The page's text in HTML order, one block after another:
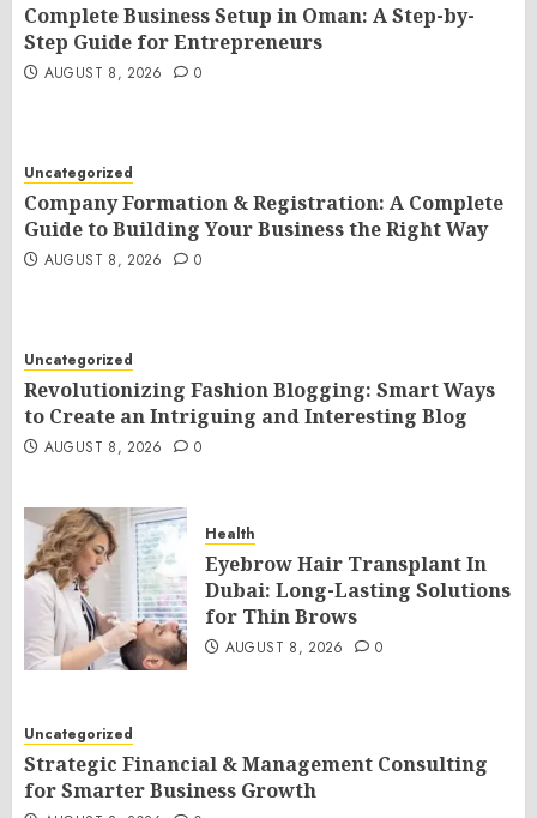
Complete Business Setup in Oman: A Step-by-
Step Guide for Entrepreneurs
AUGUST 8, 2026 0
Uncategorized
Company Formation & Registration: A Complete
Guide to Building Your Business the Right Way
AUGUST 8, 2026 0
Uncategorized
Revolutionizing Fashion Blogging: Smart Ways
to Create an Intriguing and Interesting Blog
AUGUST 8, 2026 0
Health
Eyebrow Hair Transplant In
Dubai: Long-Lasting Solutions
for Thin Brows
AUGUST 8, 2026 0
Uncategorized
Strategic Financial & Management Consulting
for Smarter Business Growth